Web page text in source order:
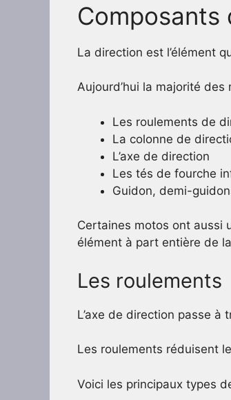
Composants
La direction est l’élément
Aujourd’hui la majorité
Les roulements de
La colonne de
L’axe de direction
Les tés de fourche
Guidon, demi-
Certaines motos ont aussi
élément à part entière de
Les roulements
L’axe de direction passe
Les roulements réduisent
Voici les principaux types